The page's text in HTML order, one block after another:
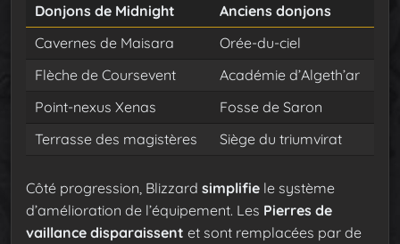
Donjons de Midnight
Anciens donjons
Cavernes de Maisara
Orée-du-ciel
Flèche de Coursevent
Académie d’Algeth’ar
Point-nexus Xenas
Fosse de Saron
Terrasse des magistères
Siège du triumvirat
Côté progression, Blizzard simplifie le système
d’amélioration de l’équipement. Les Pierres de
vaillance disparaissent et sont remplacées par de